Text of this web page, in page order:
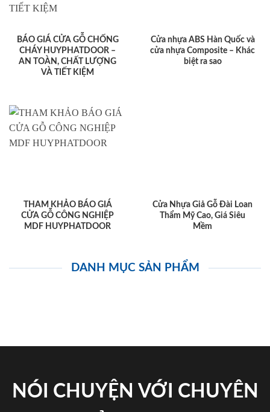
BÁO GIÁ CỬA GỖ CHỐNG
CHÁY HUYPHATDOOR –
AN TOÀN, CHẤT LƯỢNG
VÀ TIẾT KIỆM
Cửa nhựa ABS Hàn Quốc và
cửa nhựa Composite – Khác
biệt ra sao
THAM KHẢO BÁO GIÁ
CỬA GỖ CÔNG NGHIỆP
MDF HUYPHATDOOR
Cửa Nhựa Giả Gỗ Đài Loan
Thẩm Mỹ Cao, Giá Siêu
Mềm
DANH MỤC SẢN PHẨM
NÓI CHUYỆN VỚI CHUYÊN